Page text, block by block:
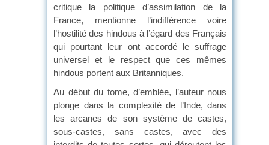
critique la politique d’assimilation de la
France, mentionne l’indifférence voire
l’hostilité des hindous à l’égard des Français
qui pourtant leur ont accordé le suffrage
universel et le respect que ces mêmes
hindous portent aux Britanniques.
Au début du tome, d’emblée, l’auteur nous
plonge dans la complexité de l’Inde, dans
les arcanes de son système de castes,
sous-castes, sans castes, avec des